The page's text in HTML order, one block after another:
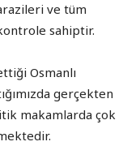
ve tüm
sahiptir.
Osmanlı
gerçekten
makamlarda çok